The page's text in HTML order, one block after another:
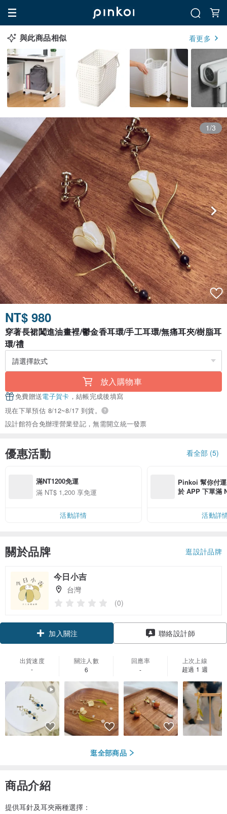
與此商品相似 看更多
1/3
NT$ 980
穿著長裙闖進油畫裡/鬱金香耳環/手工耳環/無痛耳夾/樹脂耳
環/禮
放入購物車
免費贈送電子賀卡 ，結帳完成後填寫
現在下單預估 8/12~8/17 到貨。
設計館符合免辦理營業登記，無需開立統一發票
優惠活動 看全部 (5)
滿NT1200免運
滿 NT$ 1,200 享免運
活動詳情
Pinkoi 幫你付
於 APP 下單滿
活動詳
關於品牌 逛設計品牌
今日小吉
台灣
(0)
加入關注 聯絡設計師
出貨速度
-
關注人數
6
回應率
-
上次上線
超過 1 週
逛全部商品
商品介紹
提供耳針及耳夾兩種選擇：